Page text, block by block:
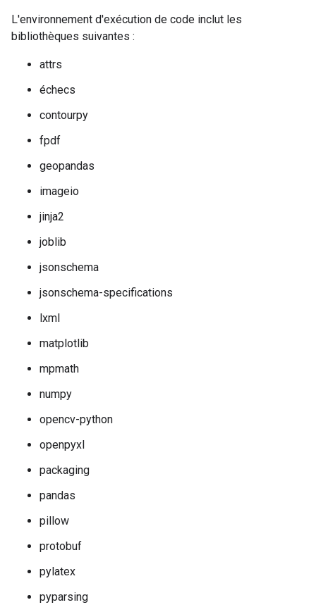
L'environnement d'exécution de code inclut les
bibliothèques suivantes :
attrs
échecs
contourpy
fpdf
geopandas
imageio
jinja2
joblib
jsonschema
jsonschema-specifications
lxml
matplotlib
mpmath
numpy
opencv-python
openpyxl
packaging
pandas
pillow
protobuf
pylatex
pyparsing